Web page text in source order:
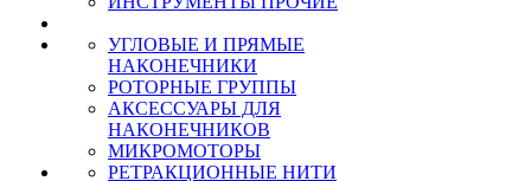
УГЛОВЫЕ И ПРЯМЫЕ
НАКОНЕЧНИКИ
РОТОРНЫЕ ГРУППЫ
АКСЕССУАРЫ ДЛЯ
НАКОНЕЧНИКОВ
МИКРОМОТОРЫ
РЕТРАКЦИОННЫЕ НИТИ